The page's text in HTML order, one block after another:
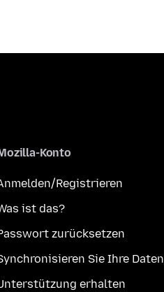
Konto
Registrieren
ist das?
zurücksetzen
Sie Ihre Daten
erhalten